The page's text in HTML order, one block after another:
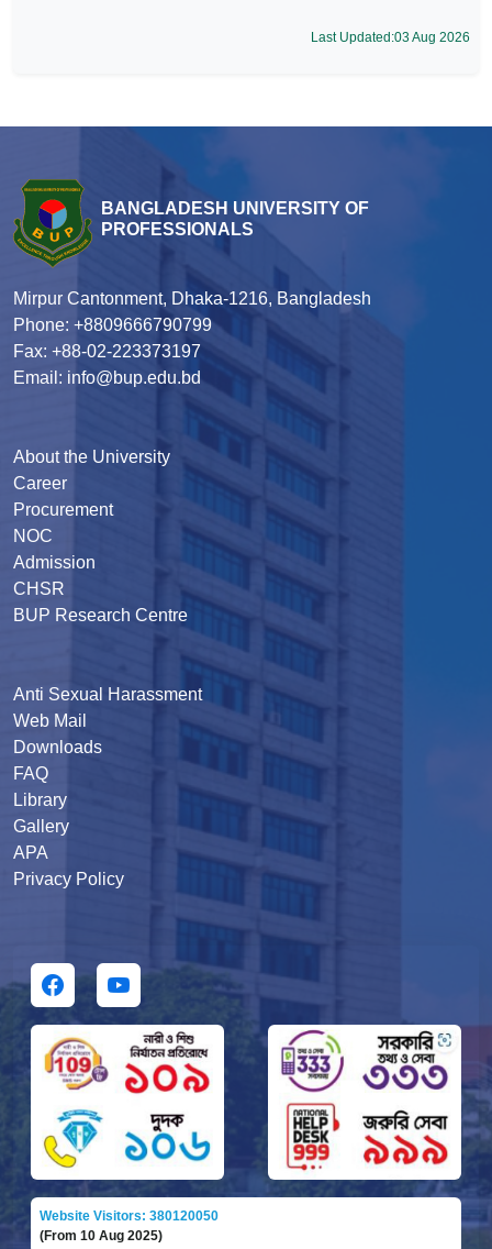
Last Updated:03 Aug 2026
BANGLADESH UNIVERSITY OF
PROFESSIONALS
Mirpur Cantonment, Dhaka-1216, Bangladesh
Phone: +8809666790799
Fax: +88-02-223373197
Email: info@bup.edu.bd
About the University
Career
Procurement
NOC
Admission
CHSR
BUP Research Centre
Anti Sexual Harassment
Web Mail
Downloads
FAQ
Library
Gallery
APA
Privacy Policy
Website Visitors: 380120050
(From 10 Aug 2025)